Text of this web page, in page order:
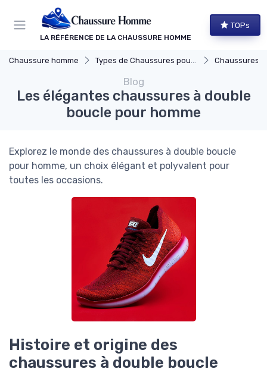
LA RÉFÉRENCE DE LA CHAUSSURE HOMME
TOPs
Chaussure homme Types de Chaussures pour Hommes Chaussures
Blog
Les élégantes chaussures à double
boucle pour homme
Explorez le monde des chaussures à double boucle
pour homme, un choix élégant et polyvalent pour
toutes les occasions.
Histoire et origine des
chaussures à double boucle
Panneau de gestion des cookies